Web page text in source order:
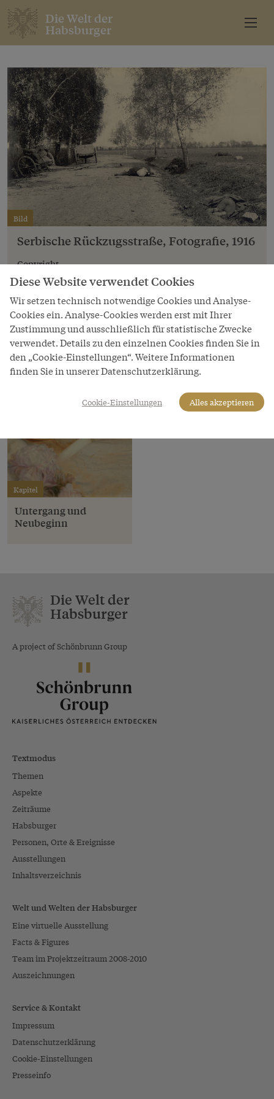
Die Welt der
Habsburger
Bild
Serbische Rückzugsstraße, Fotografie, 1916
Copyright
Heeresgeschichtliches Museum
LeihgeberIn
Heeresgeschichtliches Museum
Kapitel
Untergang und
Neubeginn
Die Welt der
Habsburger
A project of Schönbrunn Group
Textmodus
Themen
Aspekte
Zeiträume
Habsburger
Personen, Orte & Ereignisse
Ausstellungen
Inhaltsverzeichnis
Welt und Welten der Habsburger
Eine virtuelle Ausstellung
Facts & Figures
Team im Projektzeitraum 2008-2010
Auszeichnungen
Service & Kontakt
Impressum
Datenschutzerklärung
Cookie-Einstellungen
Presseinfo
Diese Website verwendet Cookies
Wir setzen technisch notwendige Cookies und Analyse-
Cookies ein. Analyse-Cookies werden erst mit Ihrer
Zustimmung und ausschließlich für statistische Zwecke
verwendet. Details zu den einzelnen Cookies finden Sie in
den „Cookie-Einstellungen“. Weitere Informationen
finden Sie in unserer Datenschutzerklärung.
Cookie-Einstellungen Alles akzeptieren